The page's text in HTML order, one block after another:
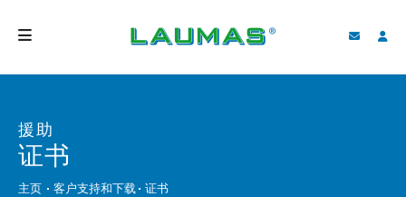
产品
服务
援助
证书
主页 客户支持和下载 证书